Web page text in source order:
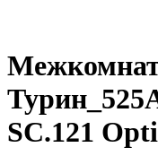
SC.121